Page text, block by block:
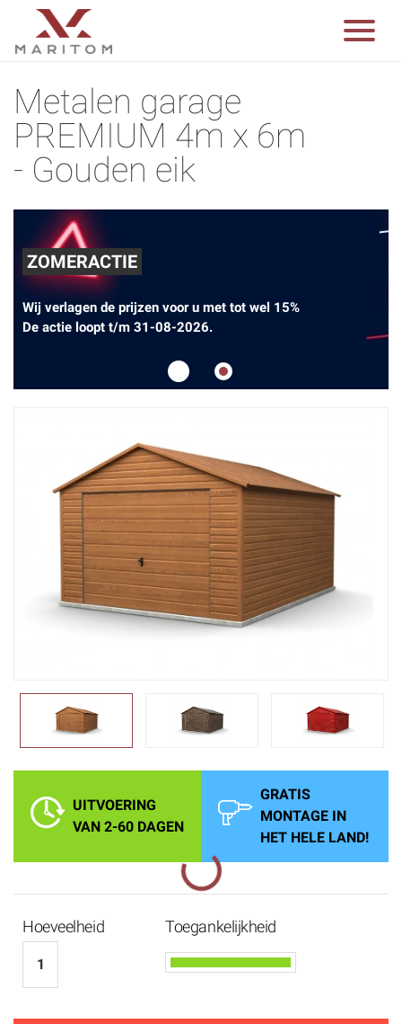
Metalen garage
PREMIUM 4m x 6m
- Gouden eik
ZOMERACTIE
Wij verlagen de prijzen voor u met tot wel 15%
De actie loopt t/m 31-08-2026.
UITVOERING
VAN 2-60 DAGEN
GRATIS
MONTAGE IN
HET HELE LAND!
Hoeveelheid Toegankelijkheid